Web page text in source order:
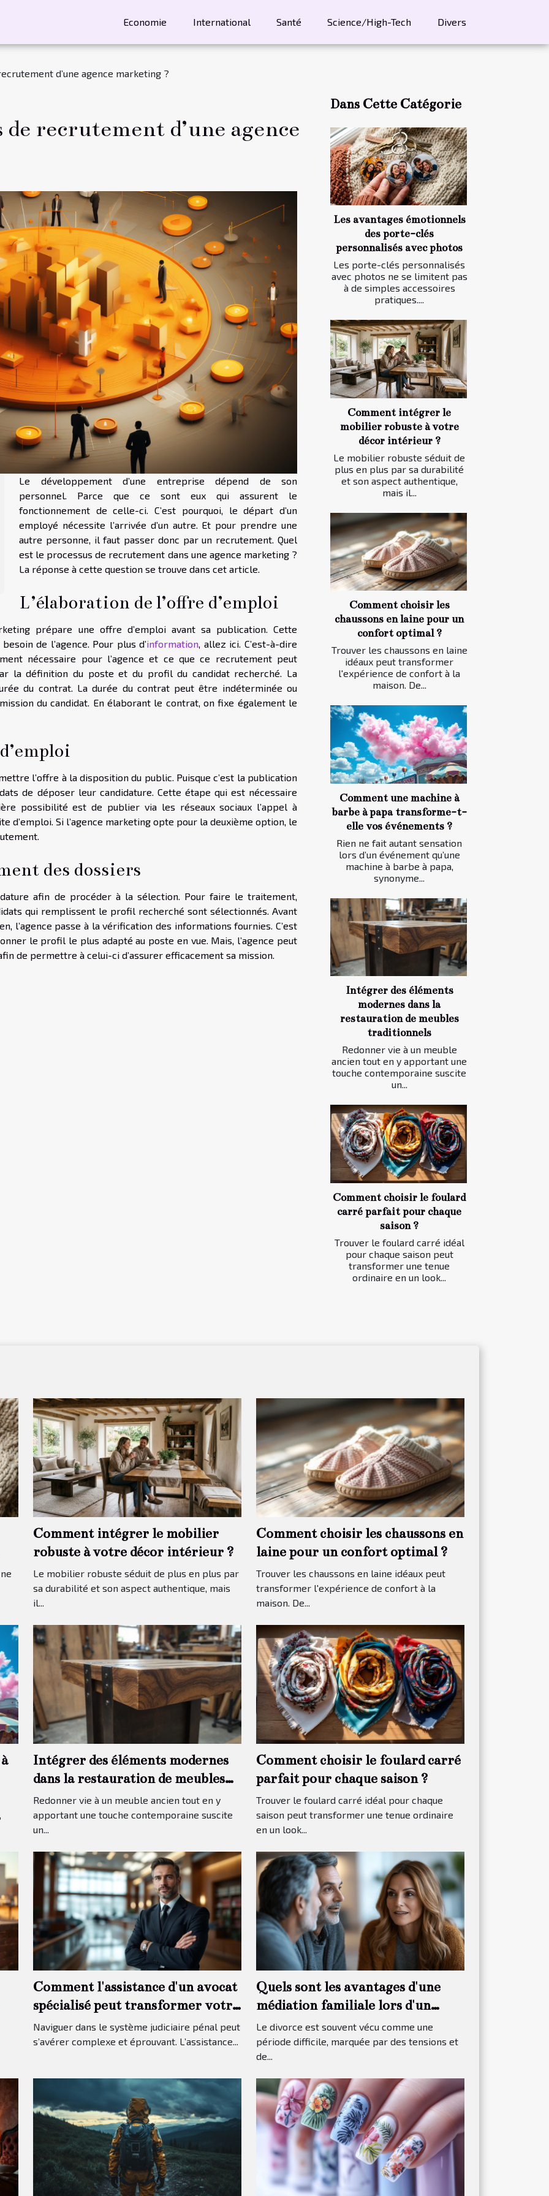
Economie International Santé Science/High-Tech Divers
d’une agence marketing ?
de recrutement d’une agence
Le développement d’une entreprise dépend de son
personnel. Parce que ce sont eux qui assurent le
fonctionnement de celle-ci. C’est pourquoi, le départ d’un
employé nécessite l’arrivée d’un autre. Et pour prendre une
autre personne, il faut passer donc par un recrutement. Quel
est le processus de recrutement dans une agence marketing ?
La réponse à cette question se trouve dans cet article.
L’élaboration de l’offre d’emploi
prépare une offre d’emploi avant sa publication. Cette
de l’agence. Pour plus d’information , allez ici. C’est-à-dire
nécessaire pour l’agence et ce que ce recrutement peut
la définition du poste et du profil du candidat recherché. La
du contrat. La durée du contrat peut être indéterminée ou
du candidat. En élaborant le contrat, on fixe également le
l’offre à la disposition du public. Puisque c’est la publication
de déposer leur candidature. Cette étape qui est nécessaire
possibilité est de publier via les réseaux sociaux l’appel à
d’emploi. Si l’agence marketing opte pour la deuxième option, le
des dossiers
afin de procéder à la sélection. Pour faire le traitement,
qui remplissent le profil recherché sont sélectionnés. Avant
l’agence passe à la vérification des informations fournies. C’est
le profil le plus adapté au poste en vue. Mais, l’agence peut
de permettre à celui-ci d’assurer efficacement sa mission.
Dans Cette Catégorie
Les avantages émotionnels
des porte-clés
personnalisés avec photos
Les porte-clés personnalisés
avec photos ne se limitent pas
à de simples accessoires
pratiques....
Comment intégrer le
mobilier robuste à votre
décor intérieur ?
Le mobilier robuste séduit de
plus en plus par sa durabilité
et son aspect authentique,
mais il...
Comment choisir les
chaussons en laine pour un
confort optimal ?
Trouver les chaussons en laine
idéaux peut transformer
l'expérience de confort à la
maison. De...
Comment une machine à
barbe à papa transforme-t-
elle vos événements ?
Rien ne fait autant sensation
lors d’un événement qu’une
machine à barbe à papa,
synonyme...
Intégrer des éléments
modernes dans la
restauration de meubles
traditionnels
Redonner vie à un meuble
ancien tout en y apportant une
touche contemporaine suscite
un...
Comment choisir le foulard
carré parfait pour chaque
saison ?
Trouver le foulard carré idéal
pour chaque saison peut
transformer une tenue
ordinaire en un look...
Comment intégrer le mobilier
robuste à votre décor intérieur ?
Le mobilier robuste séduit de plus en plus par
sa durabilité et son aspect authentique, mais
il...
Comment choisir les chaussons en
laine pour un confort optimal ?
Trouver les chaussons en laine idéaux peut
transformer l'expérience de confort à la
maison. De...
Intégrer des éléments modernes
dans la restauration de meubles
traditionnels
Redonner vie à un meuble ancien tout en y
apportant une touche contemporaine suscite
un...
Comment choisir le foulard carré
parfait pour chaque saison ?
Trouver le foulard carré idéal pour chaque
saison peut transformer une tenue ordinaire
en un look...
Comment l'assistance d'un avocat
spécialisé peut transformer votre
procès pénal ?
Naviguer dans le système judiciaire pénal peut
s’avérer complexe et éprouvant. L’assistance...
Quels sont les avantages d'une
médiation familiale lors d'un
divorce ?
Le divorce est souvent vécu comme une
période difficile, marquée par des tensions et
de...